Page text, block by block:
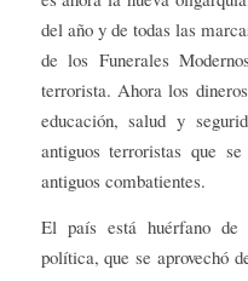
del año y de todas las
de los Funerales
terrorista. Ahora los
educación, salud y
antiguos terroristas que
antiguos combatientes.
El país está huérfano de
política, que se aprovechó